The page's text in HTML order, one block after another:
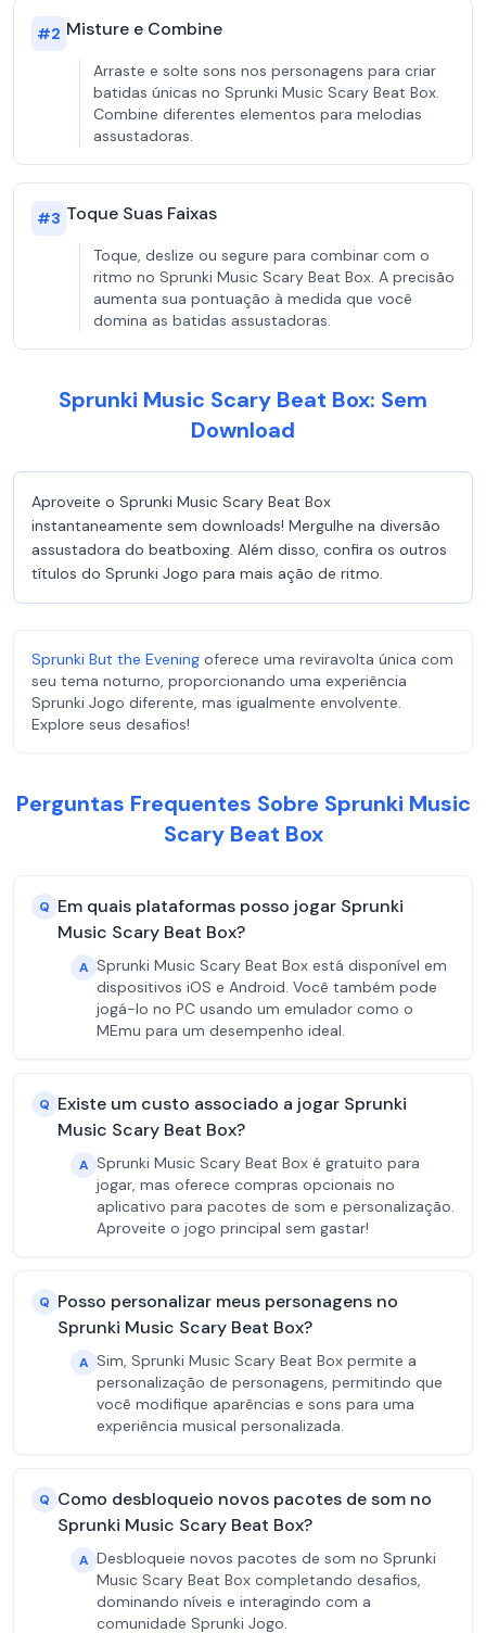
#2 Misture e Combine
Arraste e solte sons nos personagens para criar
batidas únicas no Sprunki Music Scary Beat Box.
Combine diferentes elementos para melodias
assustadoras.
#3 Toque Suas Faixas
Toque, deslize ou segure para combinar com o
ritmo no Sprunki Music Scary Beat Box. A precisão
aumenta sua pontuação à medida que você
domina as batidas assustadoras.
Sprunki Music Scary Beat Box: Sem
Download
Aproveite o Sprunki Music Scary Beat Box
instantaneamente sem downloads! Mergulhe na diversão
assustadora do beatboxing. Além disso, confira os outros
títulos do Sprunki Jogo para mais ação de ritmo.
Sprunki But the Evening oferece uma reviravolta única com
seu tema noturno, proporcionando uma experiência
Sprunki Jogo diferente, mas igualmente envolvente.
Explore seus desafios!
Perguntas Frequentes Sobre Sprunki Music
Scary Beat Box
Q Em quais plataformas posso jogar Sprunki
Music Scary Beat Box?
A Sprunki Music Scary Beat Box está disponível em
dispositivos iOS e Android. Você também pode
jogá-lo no PC usando um emulador como o
MEmu para um desempenho ideal.
Q Existe um custo associado a jogar Sprunki
Music Scary Beat Box?
A Sprunki Music Scary Beat Box é gratuito para
jogar, mas oferece compras opcionais no
aplicativo para pacotes de som e personalização.
Aproveite o jogo principal sem gastar!
Q Posso personalizar meus personagens no
Sprunki Music Scary Beat Box?
A Sim, Sprunki Music Scary Beat Box permite a
personalização de personagens, permitindo que
você modifique aparências e sons para uma
experiência musical personalizada.
Q Como desbloqueio novos pacotes de som no
Sprunki Music Scary Beat Box?
A Desbloqueie novos pacotes de som no Sprunki
Music Scary Beat Box completando desafios,
dominando níveis e interagindo com a
comunidade Sprunki Jogo.